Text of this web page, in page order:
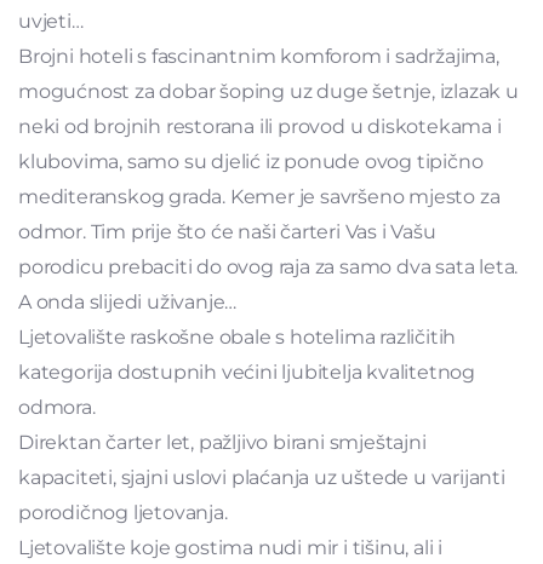
uvjeti…
Brojni hoteli s fascinantnim komforom i sadržajima,
mogućnost za dobar šoping uz duge šetnje, izlazak u
neki od brojnih restorana ili provod u diskotekama i
klubovima, samo su djelić iz ponude ovog tipično
mediteranskog grada. Kemer je savršeno mjesto za
odmor. Tim prije što će naši čarteri Vas i Vašu
porodicu prebaciti do ovog raja za samo dva sata leta.
A onda slijedi uživanje…
Ljetovalište raskošne obale s hotelima različitih
kategorija dostupnih većini ljubitelja kvalitetnog
odmora.
Direktan čarter let, pažljivo birani smještajni
kapaciteti, sjajni uslovi plaćanja uz uštede u varijanti
porodičnog ljetovanja.
Ljetovalište koje gostima nudi mir i tišinu, ali i